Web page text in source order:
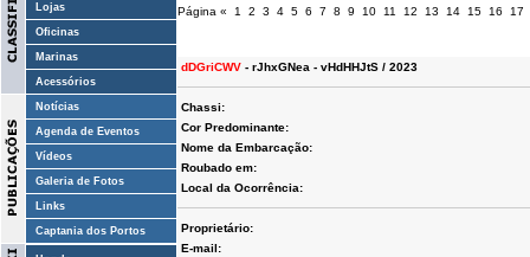
Lojas
Oficinas
Marinas
Acessórios
Notícias
Agenda de Eventos
Vídeos
Galeria de Fotos
Links
Captania dos Portos
Página « 1 2 3 4 5 6 7 8 9 10 11 12 13 14 15 16 17
dDGriCWV - rJhxGNea - vHdHHJtS / 2023
Chassi:
Cor Predominante:
Nome da Embarcação:
Roubado em:
Local da Ocorrência:
Proprietário:
E-mail: